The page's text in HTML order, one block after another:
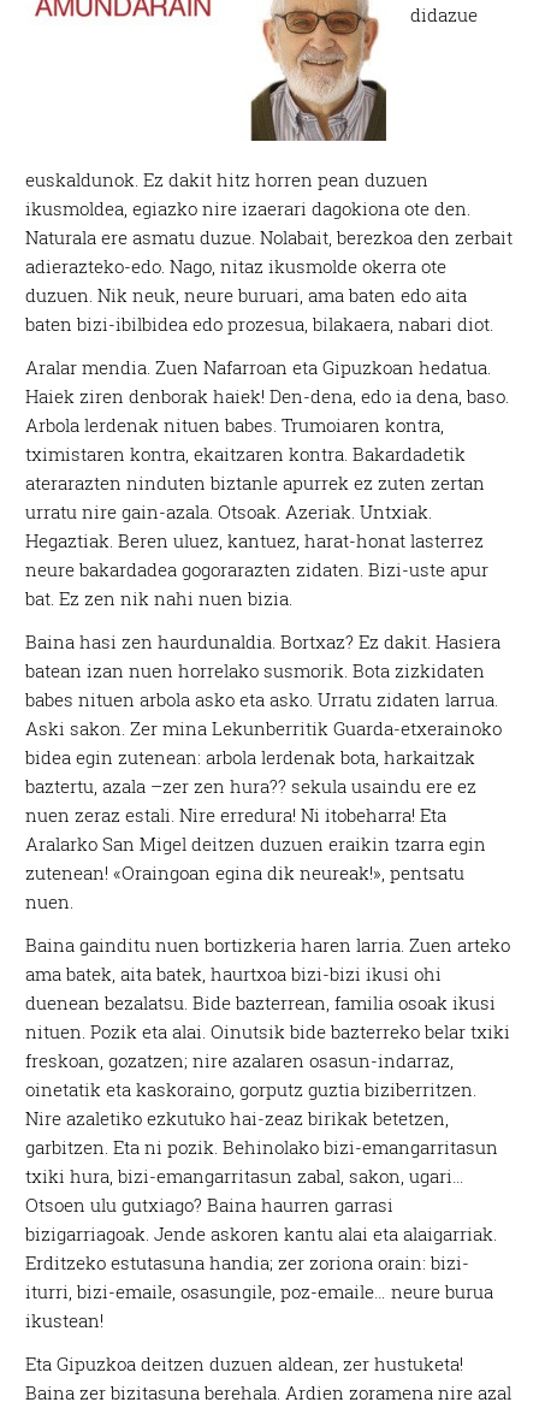
didazue
euskaldunok. Ez dakit hitz horren pean duzuen
ikusmoldea, egiazko nire izaerari dagokiona ote den.
Naturala ere asmatu duzue. Nolabait, berezkoa den zerbait
adierazteko-edo. Nago, nitaz ikusmolde okerra ote
duzuen. Nik neuk, neure buruari, ama baten edo aita
baten bizi-ibilbidea edo prozesua, bilakaera, nabari diot.
Aralar mendia. Zuen Nafarroan eta Gipuzkoan hedatua.
Haiek ziren denborak haiek! Den-dena, edo ia dena, baso.
Arbola lerdenak nituen babes. Trumoiaren kontra,
tximistaren kontra, ekaitzaren kontra. Bakardadetik
aterarazten ninduten biztanle apurrek ez zuten zertan
urratu nire gain-azala. Otsoak. Azeriak. Untxiak.
Hegaztiak. Beren uluez, kantuez, harat-honat lasterrez
neure bakardadea gogorarazten zidaten. Bizi-uste apur
bat. Ez zen nik nahi nuen bizia.
Baina hasi zen haurdunaldia. Bortxaz? Ez dakit. Hasiera
batean izan nuen horrelako susmorik. Bota zizkidaten
babes nituen arbola asko eta asko. Urratu zidaten larrua.
Aski sakon. Zer mina Lekunberritik Guarda-etxerainoko
bidea egin zutenean: arbola lerdenak bota, harkaitzak
baztertu, azala –zer zen hura?? sekula usaindu ere ez
nuen zeraz estali. Nire erredura! Ni itobeharra! Eta
Aralarko San Migel deitzen duzuen eraikin tzarra egin
zutenean! «Oraingoan egina dik neureak!», pentsatu
nuen.
Baina gainditu nuen bortizkeria haren larria. Zuen arteko
ama batek, aita batek, haurtxoa bizi-bizi ikusi ohi
duenean bezalatsu. Bide bazterrean, familia osoak ikusi
nituen. Pozik eta alai. Oinutsik bide bazterreko belar txiki
freskoan, gozatzen; nire azalaren osasun-indarraz,
oinetatik eta kaskoraino, gorputz guztia biziberritzen.
Nire azaletiko ezkutuko hai-zeaz birikak betetzen,
garbitzen. Eta ni pozik. Behinolako bizi-emangarritasun
txiki hura, bizi-emangarritasun zabal, sakon, ugari…
Otsoen ulu gutxiago? Baina haurren garrasi
bizigarriagoak. Jende askoren kantu alai eta alaigarriak.
Erditzeko estutasuna handia; zer zoriona orain: bizi-
iturri, bizi-emaile, osasungile, poz-emaile… neure burua
ikustean!
Eta Gipuzkoa deitzen duzuen aldean, zer hustuketa!
Baina zer bizitasuna berehala. Ardien zoramena nire azal